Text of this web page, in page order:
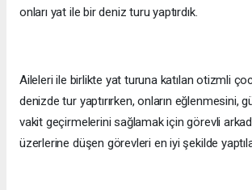
onları yat ile bir deniz turu yaptırdık.
Aileleri ile birlikte yat turuna katılan otizmli
denizde tur yaptırırken, onların eğlenmesini,
vakit geçirmelerini sağlamak için görevli
üzerlerine düşen görevleri en iyi şekilde